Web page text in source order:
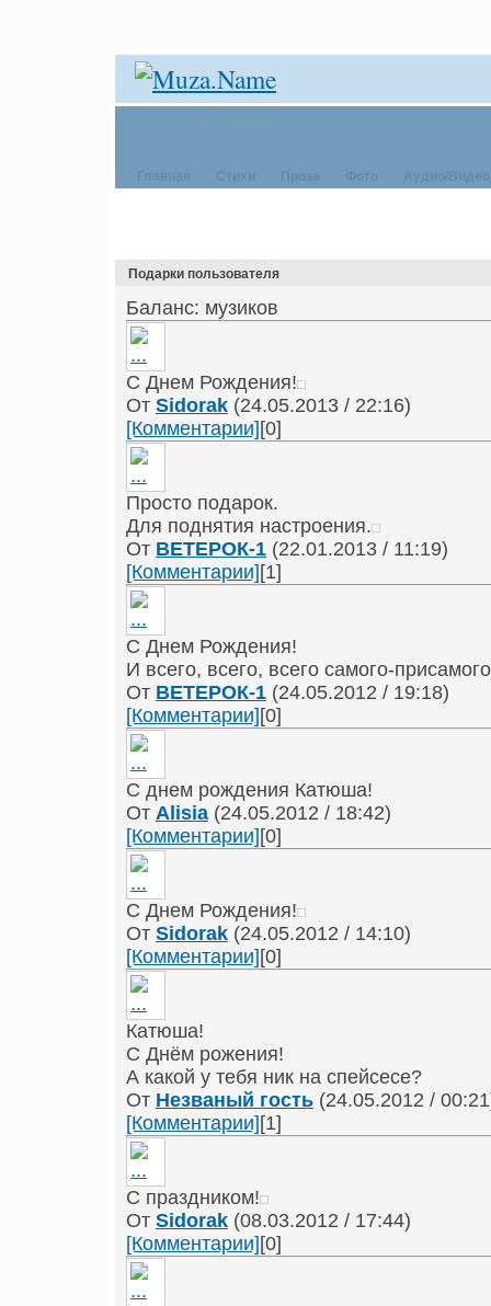
Подарки пользователя
Баланс: музиков
С Днем Рождения!
От Sidorak (24.05.2013 / 22:16)
[Комментарии] [0]
Просто подарок.
Для поднятия настроения.
От ВЕТЕРОК-1 (22.01.2013 / 11:19)
[Комментарии] [1]
С Днем Рождения!
И всего, всего, всего самого-
От ВЕТЕРОК-1 (24.05.2012 / 19:18)
[Комментарии] [0]
С днем рождения Катюша!
От Alisia (24.05.2012 / 18:42)
[Комментарии] [0]
С Днем Рождения!
От Sidorak (24.05.2012 / 14:10)
[Комментарии] [0]
Катюша!
С Днём рожения!
А какой у тебя ник на спейсесе?
От Незваный гость (24.05.2012 /
[Комментарии] [1]
С праздником!
От Sidorak (08.03.2012 / 17:44)
[Комментарии] [0]